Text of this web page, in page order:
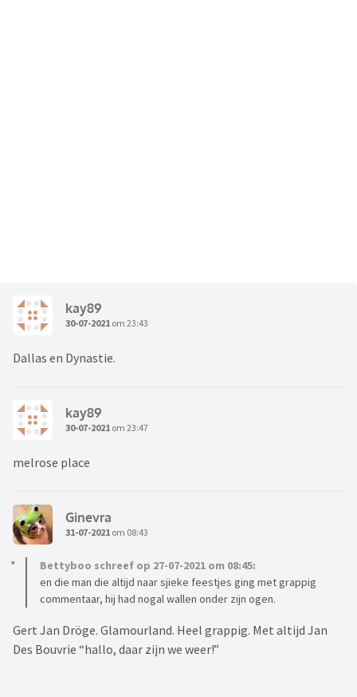
kay89
30-07-2021 om 23:43
Dallas en Dynastie.
kay89
30-07-2021 om 23:47
melrose place
Ginevra
31-07-2021 om 08:43
Bettyboo schreef op 27-07-2021 om 08:45:
en die man die altijd naar sjieke feestjes ging met grappig
commentaar, hij had nogal wallen onder zijn ogen.
Gert Jan Dröge. Glamourland. Heel grappig. Met altijd Jan
Des Bouvrie “hallo, daar zijn we weer!”